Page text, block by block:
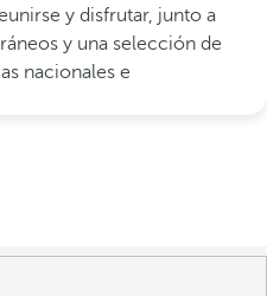
y disfrutar, junto a
y una selección de
nacionales e